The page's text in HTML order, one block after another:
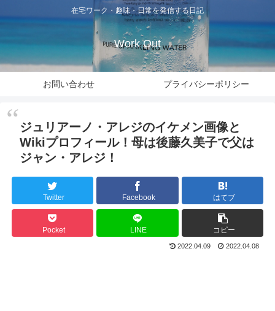
在宅ワーク・趣味・日常を発信する日記
Work Out
お問い合わせ プライバシーポリシー
ジュリアーノ・アレジのイケメン画像と
Wikiプロフィール！母は後藤久美子で父は
ジャン・アレジ！
Twitter Facebook はてブ
Pocket LINE コピー
2022.04.09 2022.04.08